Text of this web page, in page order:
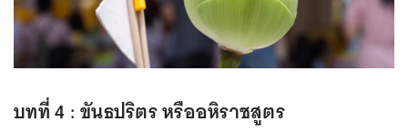
บทที่ 4 : ขันธปริตร หรืออหิราชสูตร